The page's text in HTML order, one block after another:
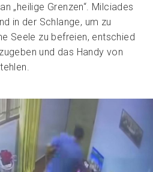
„heilige Grenzen“. Milciades
in der Schlange, um zu
Seele zu befreien, entschied
und das Handy von